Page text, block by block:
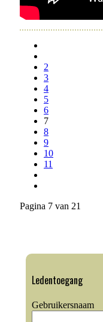
2
3
4
5
6
7
8
9
10
11
Pagina 7 van 21
Ledentoegang
Gebruikersnaam